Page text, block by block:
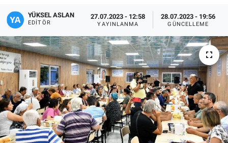
YÜKSEL ASLAN
EDITÖR
27.07.2023 - 12:58
YAYINLANMA
28.07.2023 - 19:56
GÜNCELLEME
Gündem
Sağlık
Eğitim
Ekonomi
Haber Arşivi